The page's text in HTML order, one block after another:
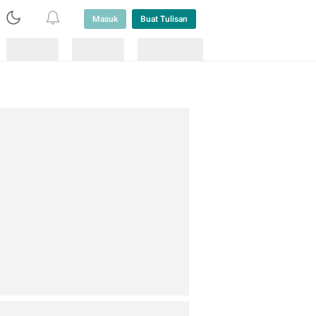
Masuk Buat Tulisan